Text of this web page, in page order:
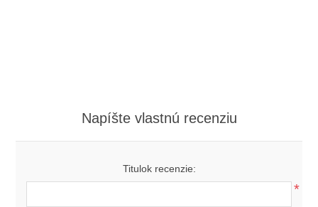
Napíšte vlastnú recenziu
Titulok recenzie:
*